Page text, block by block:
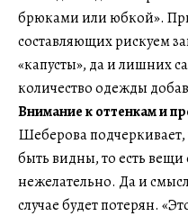
брюками или юбкой».
составляющих рискуем
«капусты», да и лишних
количество одежды
Внимание к оттенкам и
Шеберова
быть видны, то есть
нежелательно. Да и
случае будет потерян.